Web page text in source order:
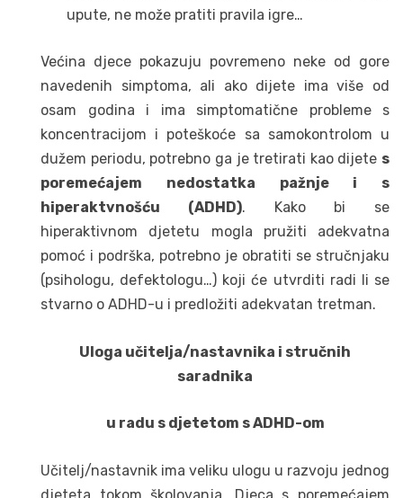
upute, ne može pratiti pravila igre…
Većina djece pokazuju povremeno neke od gore
navedenih simptoma, ali ako dijete ima više od
osam godina i ima simptomatične probleme s
koncentracijom i poteškoće sa samokontrolom u
dužem periodu, potrebno ga je tretirati kao dijete s
poremećajem nedostatka pažnje i s
hiperaktvnošću (ADHD). Kako bi se
hiperaktivnom djetetu mogla pružiti adekvatna
pomoć i podrška, potrebno je obratiti se stručnjaku
(psihologu, defektologu…) koji će utvrditi radi li se
stvarno o ADHD-u i predložiti adekvatan tretman.
Uloga učitelja/nastavnika i stručnih
saradnika
u radu s djetetom s ADHD-om
Učitelj/nastavnik ima veliku ulogu u razvoju jednog